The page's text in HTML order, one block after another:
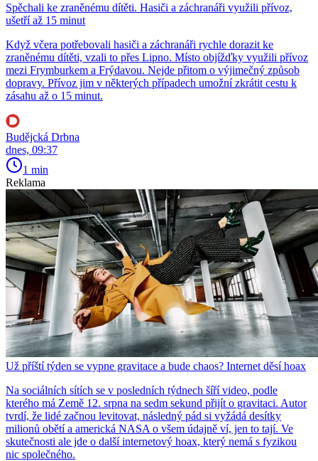
Spěchali ke zraněnému dítěti. Hasiči a záchranáři využili přívoz,
ušetří až 15 minut
Když včera potřebovali hasiči a záchranáři rychle dorazit ke
zraněnému dítěti, vzali to přes Lipno. Místo objížďky využili přívoz
mezi Frymburkem a Frýdavou. Nejde přitom o výjimečný způsob
dopravy. Přívoz jim v některých případech umožní zkrátit cestu k
zásahu až o 15 minut.
Budějcká Drbna
dnes, 09:37
1 min
Reklama
Už příští týden se vypne gravitace a bude chaos? Internet děsí hoax
Na sociálních sítích se v posledních týdnech šíří video, podle
kterého má Země 12. srpna na sedm sekund přijít o gravitaci. Autor
tvrdí, že lidé začnou levitovat, následný pád si vyžádá desítky
milionů obětí a americká NASA o všem údajně ví, jen to tají. Ve
skutečnosti ale jde o další internetový hoax, který nemá s fyzikou
nic společného.